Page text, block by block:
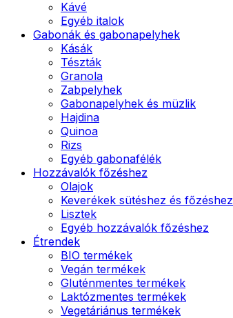
Kávé
Egyéb italok
Gabonák és gabonapelyhek
Kásák
Tészták
Granola
Zabpelyhek
Gabonapelyhek és müzlik
Hajdina
Quinoa
Rizs
Egyéb gabonafélék
Hozzávalók főzéshez
Olajok
Keverékek sütéshez és főzéshez
Lisztek
Egyéb hozzávalók főzéshez
Étrendek
BIO termékek
Vegán termékek
Gluténmentes termékek
Laktózmentes termékek
Vegetáriánus termékek